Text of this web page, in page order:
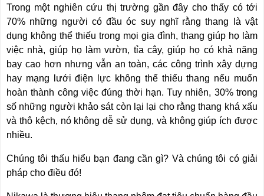
TIN
TỨC
BÁO
CHÍ
NÓI
VỀ
NIKAWA
GIỚI
THIỆU
ĐẠI
LÝ
THANG
CÁCH
THANG
NHÔM
CHỮ
A
THANG
NHÔM
CÔNG
NGHIỆP
THANG
NHÔM
GIÀN
Trong một nghiên cứu thị trường gần đây cho thấy có tới
70% những người có đầu óc suy nghĩ rằng thang là vật
dụng không thể thiếu trong mọi gia đình, thang giúp họ làm
việc nhà, giúp họ làm vườn, tỉa cây, giúp họ có khả năng
bay cao hơn nhưng vẫn an toàn, các công trình xây dựng
hay mạng lưới điện lực không thể thiếu thang nếu muốn
hoàn thành công việc đúng thời hạn. Tuy nhiên, 30% trong
số những người khảo sát còn lại lại cho rằng thang khá xấu
và thô kệch, nó không dễ sử dụng, và không giúp ích được
nhiều.
Chúng tôi thấu hiểu bạn đang cần gì? Và chúng tôi có giải
pháp cho điều đó!